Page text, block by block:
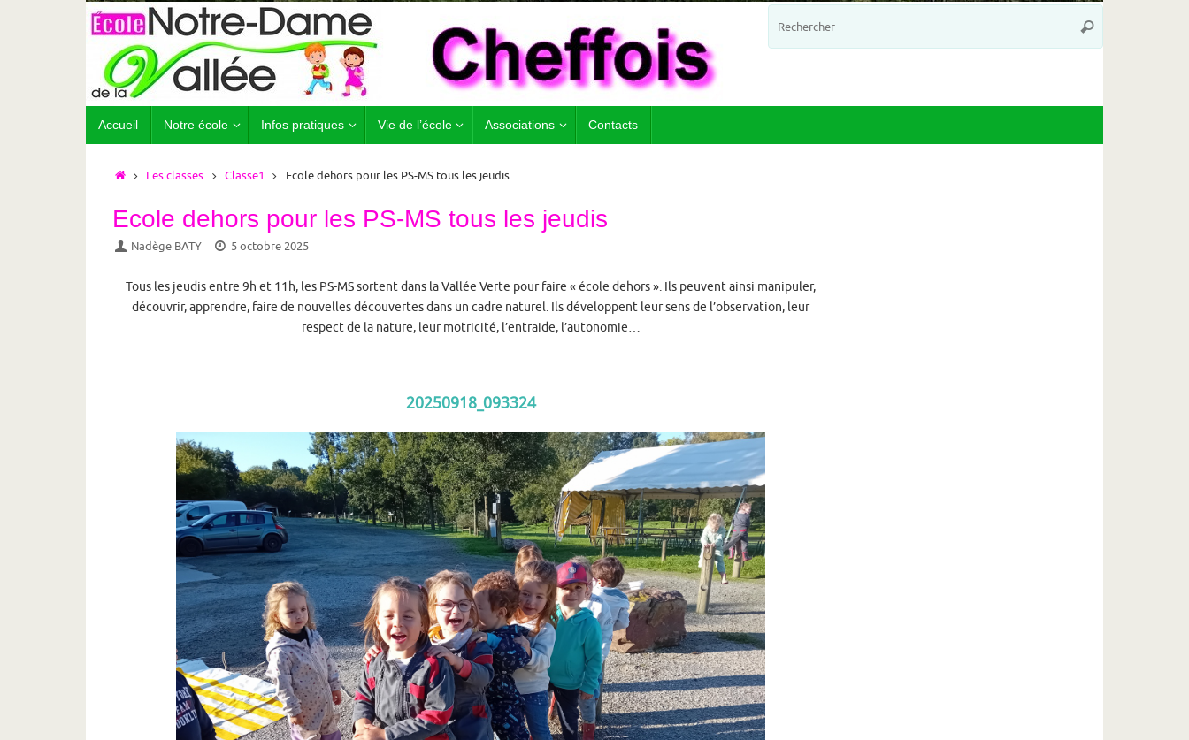
Rechercher
Accueil Notre école Infos pratiques Vie de l’école Associations Contacts
AccueilLes classes Classe1 Ecole dehors pour les PS-MS tous les jeudis
Ecole dehors pour les PS-MS tous les jeudis
Nadège BATY 5 octobre 2025
Tous les jeudis entre 9h et 11h, les PS-MS sortent dans la Vallée Verte pour faire « école dehors ». Ils peuvent ainsi manipuler,
découvrir, apprendre, faire de nouvelles découvertes dans un cadre naturel. Ils développent leur sens de l’observation, leur
respect de la nature, leur motricité, l’entraide, l’autonomie…
20250918_093324